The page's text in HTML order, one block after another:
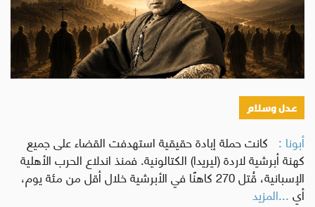
عدل وسلام
أبونا : كانت حملة إبادة حقيقية استهدفت القضاء على جميع
كهنة أبرشية لاردة (ليريدا) الكتالونية. فمنذ اندلاع الحرب الأهلية
الإسبانية، قُتل 270 كاهنًا في الأبرشية خلال أقل من مئة يوم،
أي...المزيد